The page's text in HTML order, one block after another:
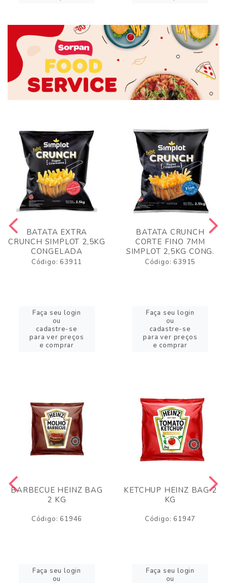
BATATA EXTRA
CRUNCH SIMPLOT 2,5KG
CONGELADA
Código: 63911
Faça seu login
ou
cadastre-se
para ver preços
e comprar
BATATA CRUNCH
CORTE FINO 7MM
SIMPLOT 2,5KG CONG.
Código: 63915
Faça seu login
ou
cadastre-se
para ver preços
e comprar
BARBECUE HEINZ BAG
2 KG
Código: 61946
Faça seu login
ou
KETCHUP HEINZ BAG 2
KG
Código: 61947
Faça seu login
ou